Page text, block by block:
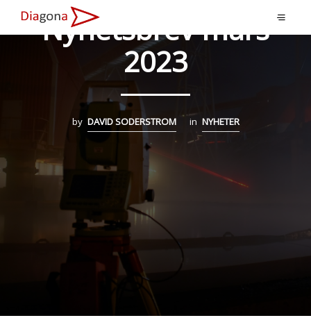
Nyhetsbrev mars
2023
by DAVID SODERSTROM in NYHETER